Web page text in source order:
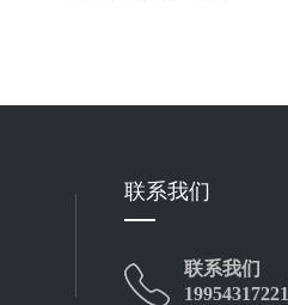
联系我们
联系我们
19954317221